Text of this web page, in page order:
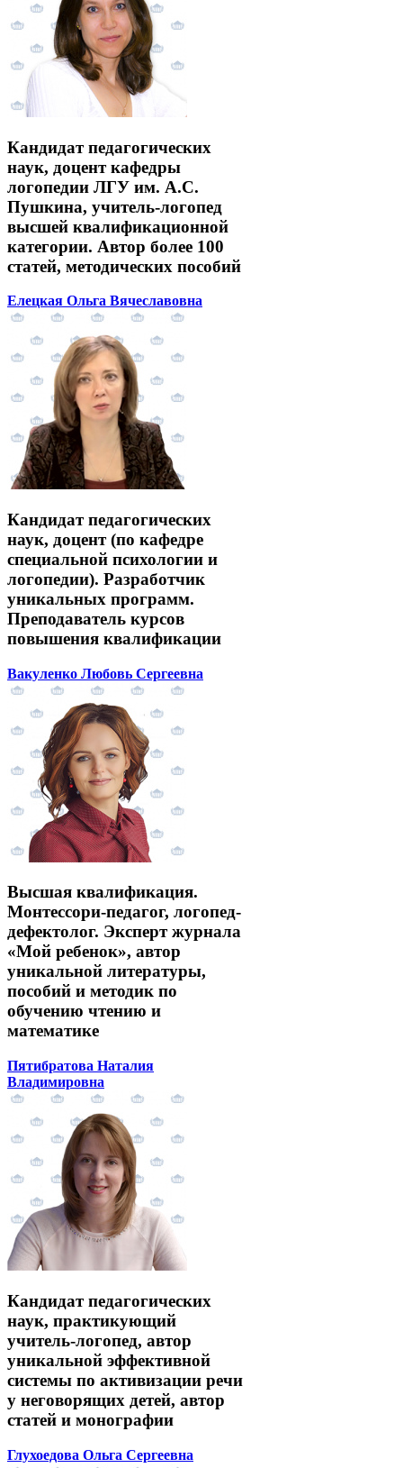
Кандидат педагогических
наук, доцент кафедры
логопедии ЛГУ им. А.С.
Пушкина, учитель-логопед
высшей квалификационной
категории. Автор более 100
статей, методических пособий
Елецкая Ольга Вячеславовна
Кандидат педагогических
наук, доцент (по кафедре
специальной психологии и
логопедии). Разработчик
уникальных программ.
Преподаватель курсов
повышения квалификации
Вакуленко Любовь Сергеевна
Высшая квалификация.
Монтессори-педагог, логопед-
дефектолог. Эксперт журнала
«Мой ребенок», автор
уникальной литературы,
пособий и методик по
обучению чтению и
математике
Пятибратова Наталия
Владимировна
Кандидат педагогических
наук, практикующий
учитель-логопед, автор
уникальной эффективной
системы по активизации речи
у неговорящих детей, автор
статей и монографии
Глухоедова Ольга Сергеевна